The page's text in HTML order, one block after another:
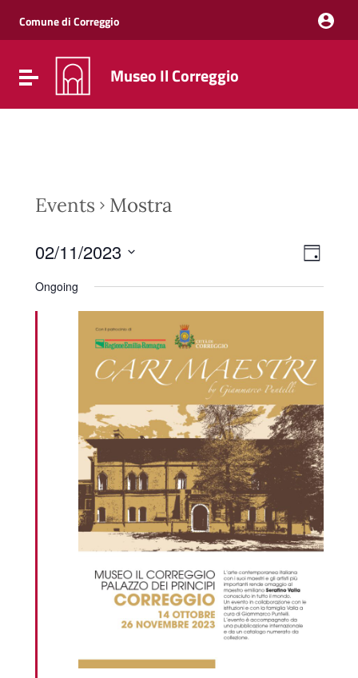
Vai al menu di navigazione
Vai al footer
Comune di Correggio
Attiva / disattiva la navigazione
Museo Il Correggio
Events
Mostra
Views
Event
Views
Day
02/11/2023
date.
Ongoing